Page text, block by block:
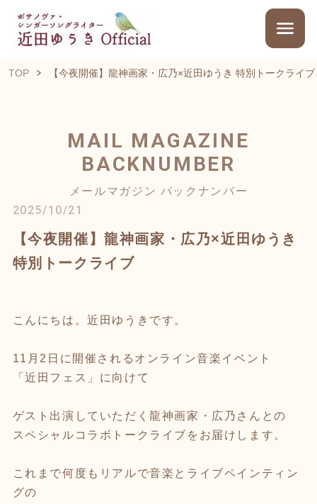
TOP 【今夜開催】龍神画家・広乃×近田ゆうき 特別トークライブ
MAIL MAGAZINE
BACKNUMBER
メールマガジン バックナンバー
2025/10/21
【今夜開催】龍神画家・広乃×近田ゆうき
特別トークライブ
こんにちは。近田ゆうきです。
11月2日に開催されるオンライン音楽イベント
「近田フェス」に向けて
ゲスト出演していただく龍神画家・広乃さんとの
スペシャルコラボトークライブをお届けします。
これまで何度もリアルで音楽とライブペインティン
グの